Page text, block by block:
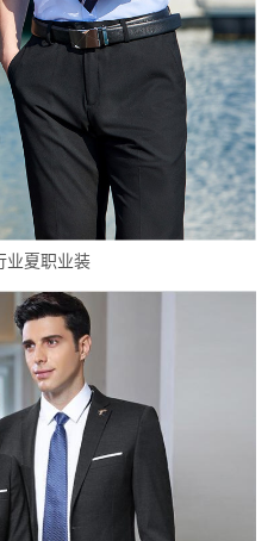
业夏职业装